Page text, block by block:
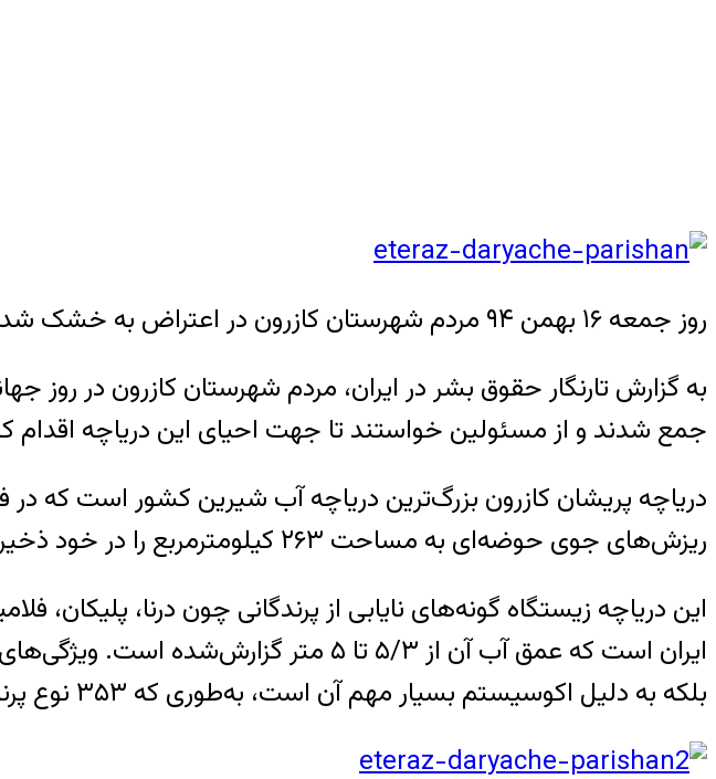
روز جمعه ۱۶ بهمن ۹۴ مردم شهرستان کازرون در اعتراض به خشک شدن دریاچه پریشان، در روستای زوالی تجمع کردند.
به گزارش تارنگار حقوق بشر در ایران، مردم شهرستان کازرون در
جمع شدند و از مسئولین خواستند تا جهت احیای این دریاچه اقدام
ریزش‌های جوی حوضه‌ای به مساحت ۲۶۳ کیلومترمربع را در خود ذخیره می‌کند.
این دریاچه زیستگاه گونه‌های نایابی از پرندگانی چون درنا،
بلکه به دلیل اکوسیستم بسیار مهم آن است، به‌طوری که ۳۵۳ نوع پرنده بومی و غیربومی را در خود جای می‌دهد.